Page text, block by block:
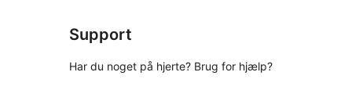
Support
Har du noget på hjerte? Brug for hjælp?